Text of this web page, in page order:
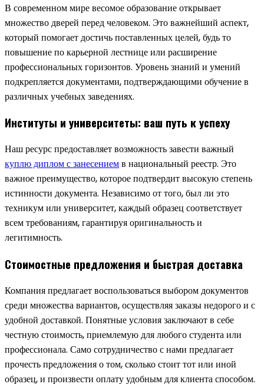
В современном мире весомое образование открывает
множество дверей перед человеком. Это важнейший аспект,
который помогает достичь поставленных целей, будь то
повышение по карьерной лестнице или расширение
профессиональных горизонтов. Уровень знаний и умений
подкрепляется документами, подтверждающими обучение в
различных учебных заведениях.
Институты и университеты: ваш путь к успеху
Наш ресурс предоставляет возможность завести важный
куплю диплом с занесениемв национальный реестр. Это
важное преимущество, которое подтвердит высокую степень
истинности документа. Независимо от того, был ли это
техникум или университет, каждый образец соответствует
всем требованиям, гарантируя оригинальность и
легитимность.
Стоимостные предложения и быстрая доставка
Компания предлагает воспользоваться выбором документов
среди множества вариантов, осуществляя заказы недорого и с
удобной доставкой. Понятные условия заключают в себе
честную стоимость, приемлемую для любого студента или
профессионала. Само сотрудничество с нами предлагает
прочесть предложения о том, сколько стоит тот или иной
образец, и произвести оплату удобным для клиента способом.